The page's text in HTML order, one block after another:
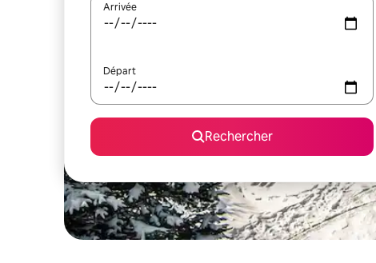
Arrivée
Départ
Rechercher